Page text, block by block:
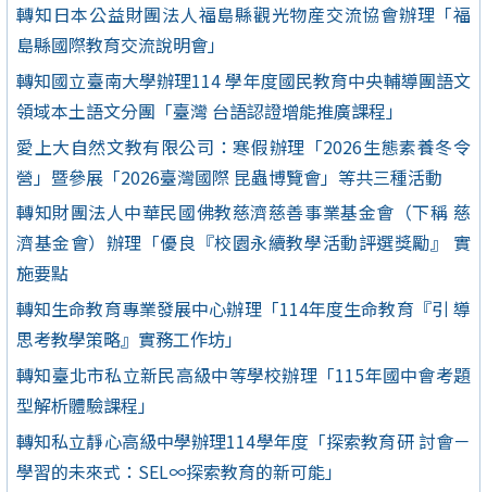
轉知日本公益財團法人福島縣觀光物産交流協會辦理「福
島縣國際教育交流說明會」
轉知國立臺南大學辦理114 學年度國民教育中央輔導團語文
領域本土語文分團「臺灣 台語認證增能推廣課程」
愛上大自然文教有限公司：寒假辦理「2026生態素養冬令
營」暨參展「2026臺灣國際 昆蟲博覽會」等共三種活動
轉知財團法人中華民國佛教慈濟慈善事業基金會（下稱 慈
濟基金會）辦理「優良『校園永續教學活動評選獎勵』 實
施要點
轉知生命教育專業發展中心辦理「114年度生命教育『引 導
思考教學策略』實務工作坊」
轉知臺北市私立新民高級中等學校辦理「115年國中會考題
型解析體驗課程」
轉知私立靜心高級中學辦理114學年度「探索教育研 討會－
學習的未來式：SEL∞探索教育的新可能」